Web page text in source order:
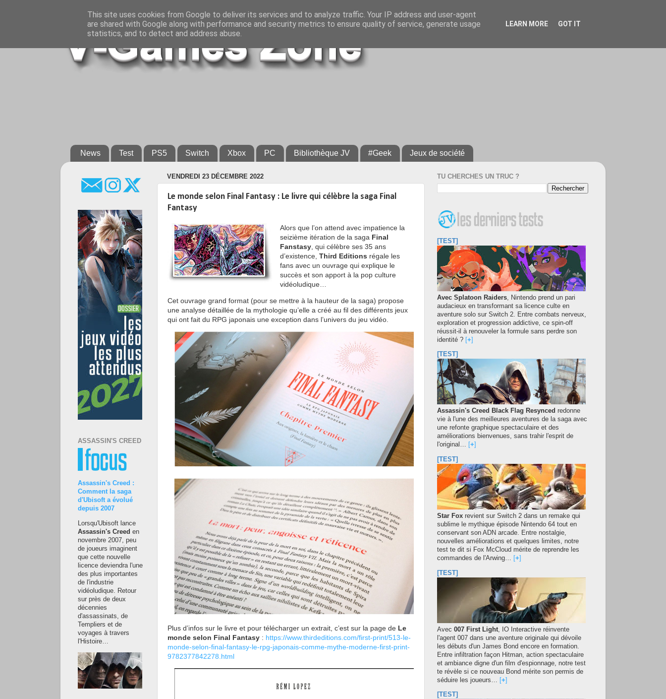
News Test PS5 Switch Xbox PC Bibliothèque JV #Geek Jeux de société
VENDREDI 23 DÉCEMBRE 2022
Le monde selon Final Fantasy : Le livre qui célèbre la saga Final
Fantasy
Alors que l’on attend avec impatience la
seizième itération de la saga Final
Fanstasy, qui célèbre ses 35 ans
d’existence, Third Editions régale les
fans avec un ouvrage qui explique le
succès et son apport à la pop culture
vidéoludique…
Cet ouvrage grand format (pour se mettre à la hauteur de la saga) propose
une analyse détaillée de la mythologie qu’elle a créé au fil des différents jeux
qui ont fait du RPG japonais une exception dans l’univers du jeu vidéo.
Plus d’infos sur le livre et pour télécharger un extrait, c’est sur la page de Le
monde selon Final Fantasy : https://www.thirdeditions.com/first-print/513-le-
monde-selon-final-fantasy-le-rpg-japonais-comme-mythe-moderne-first-print-
9782377842278.html
ASSASSIN'S CREED
Assassin's Creed :
Comment la saga
d'Ubisoft a évolué
depuis 2007
Lorsqu'Ubisoft lance
Assassin's Creed en
novembre 2007, peu
de joueurs imaginent
que cette nouvelle
licence deviendra l'une
des plus importantes
de l'industrie
vidéoludique. Retour
sur près de deux
décennies
d'assassinats, de
Templiers et de
voyages à travers
l'Histoire…
TU CHERCHES UN TRUC ?
[TEST]
Avec Splatoon Raiders, Nintendo prend un pari
audacieux en transformant sa licence culte en
aventure solo sur Switch 2. Entre combats nerveux,
exploration et progression addictive, ce spin-off
réussit-il à renouveler la formule sans perdre son
identité ? [+]
[TEST]
Assassin's Creed Black Flag Resynced redonne
vie à l'une des meilleures aventures de la saga avec
une refonte graphique spectaculaire et des
améliorations bienvenues, sans trahir l'esprit de
l'original…
+
[TEST]
Star Fox revient sur Switch 2 dans un remake qui
sublime le mythique épisode Nintendo 64 tout en
conservant son ADN arcade. Entre nostalgie,
nouvelles améliorations et quelques limites, notre
test te dit si Fox McCloud mérite de reprendre les
commandes de l'Arwing…
+
[TEST]
Avec 007 First Light , IO Interactive réinvente
l'agent 007 dans une aventure originale qui dévoile
les débuts d'un James Bond encore en formation.
Entre infiltration façon Hitman, action spectaculaire
et ambiance digne d'un film d'espionnage, notre test
te révèle si ce nouveau Bond mérite son permis de
séduire les joueurs…
[+]
[TEST]
This site uses cookies from Google to deliver its services and to analyze traffic. Your IP address and user-agent
are shared with Google along with performance and security metrics to ensure quality of service, generate usage
statistics, and to detect and address abuse.
LEARN MORE GOT IT